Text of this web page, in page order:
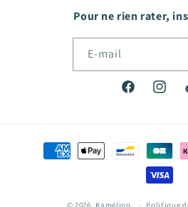
Pour ne rien rater,
E-mail
Facebook
Moyens
© 2026, Kamélioo Politique